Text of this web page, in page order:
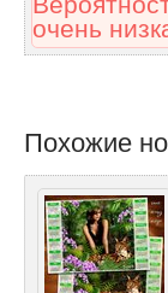
очень
Похожие